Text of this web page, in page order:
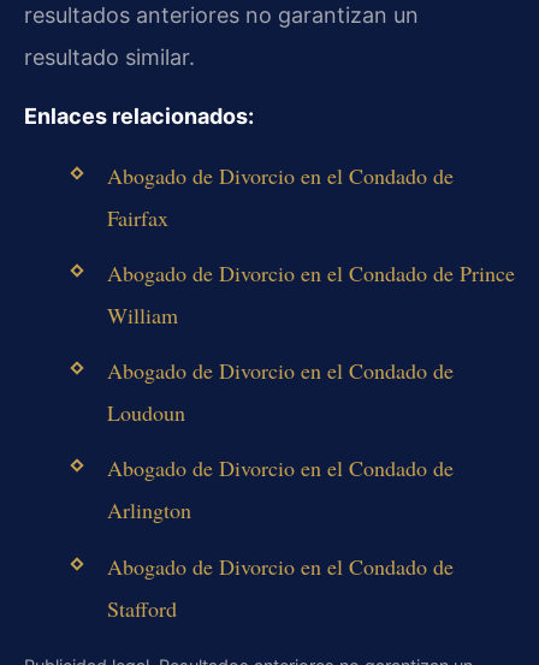
resultados anteriores no garantizan un
resultado similar.
Enlaces relacionados:
Abogado de Divorcio en el Condado de
Fairfax
Abogado de Divorcio en el Condado de Prince
William
Abogado de Divorcio en el Condado de
Loudoun
Abogado de Divorcio en el Condado de
Arlington
Abogado de Divorcio en el Condado de
Stafford